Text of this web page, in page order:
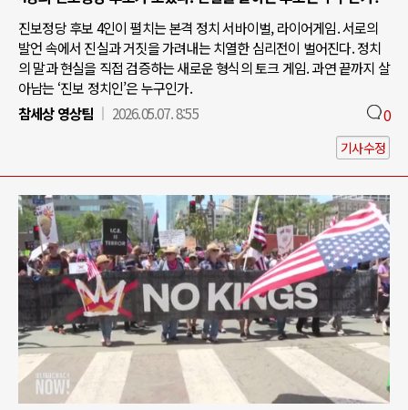
진보정당 후보 4인이 펼치는 본격 정치 서바이벌, 라이어게임. 서로의
발언 속에서 진실과 거짓을 가려내는 치열한 심리전이 벌어진다. 정치
의 말과 현실을 직접 검증하는 새로운 형식의 토크 게임. 과연 끝까지 살
아남는 ‘진보 정치인’은 누구인가.
참세상 영상팀
2026.05.07. 8:55 0
기사수정